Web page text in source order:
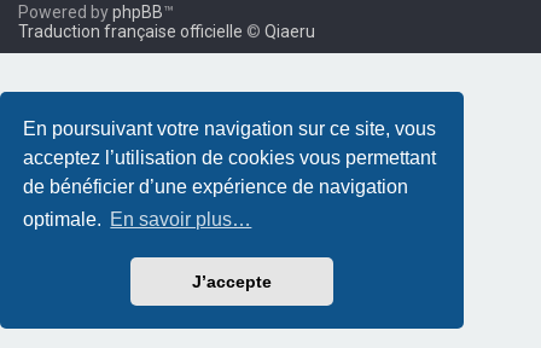
En poursuivant votre navigation sur ce site, vous
acceptez l’utilisation de cookies vous permettant
de bénéficier d’une expérience de navigation
optimale. En savoir plus…
J’accepte
Powered byphpBB™
Traduction française officielle © Qiaeru